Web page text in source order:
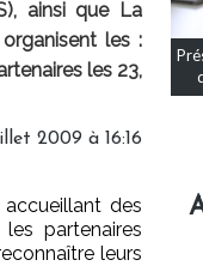
ainsi que La
les :
les 23,
2009 à 16:16
des
partenaires
leurs